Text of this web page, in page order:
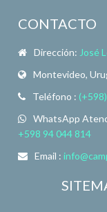
CONTACTO
Dirección: José
Montevideo,
Teléfono :
WhatsApp
+598 94 044 814
Email :